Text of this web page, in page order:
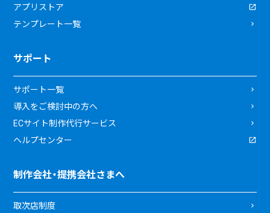
アプリストア
テンプレート一覧
サポート
サポート一覧
導入をご検討中の方へ
ECサイト制作代行サービス
ヘルプセンター
制作会社・提携会社さまへ
取次店制度